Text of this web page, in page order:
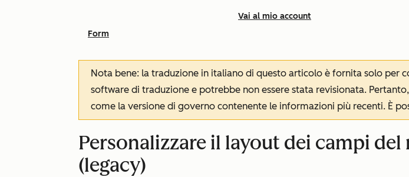
Vai al mio account
Form
Nota bene: la traduzione in italiano di questo articolo è fornita solo
software di traduzione e potrebbe non essere stata revisionata.
come la versione di governo contenente le informazioni più recenti. È
Personalizzare il layout dei campi
(legacy)